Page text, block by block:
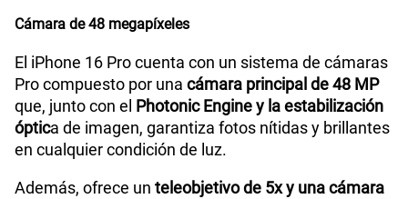
Cámara de 48 megapíxeles
El iPhone 16 Pro cuenta con un sistema de cámaras
Pro compuesto por una cámara principal de 48 MP
que, junto con el Photonic Engine y la estabilización
óptica de imagen, garantiza fotos nítidas y brillantes
en cualquier condición de luz.
Además, ofrece un teleobjetivo de 5x y una cámara